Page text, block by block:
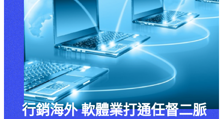
行銷海外 軟體業打通任督二脈